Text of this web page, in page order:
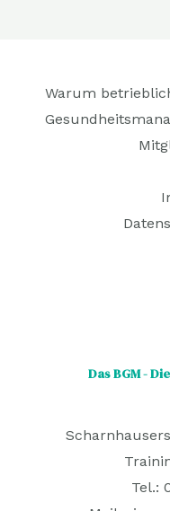
Warum
Das BGM -
Tel.: